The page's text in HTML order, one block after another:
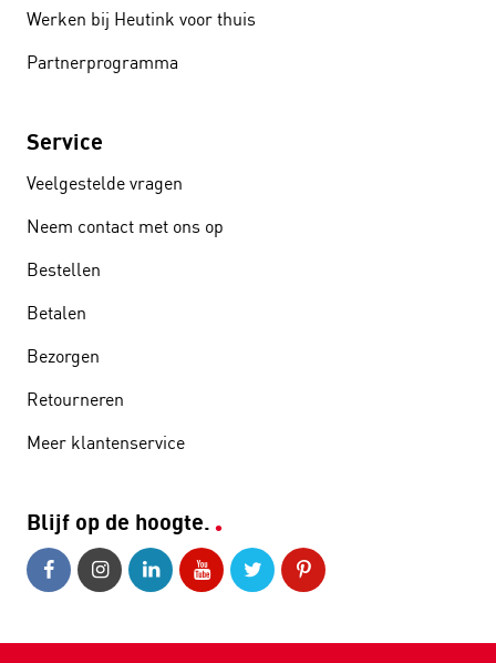
Werken bij Heutink voor thuis
Partnerprogramma
Service
Veelgestelde vragen
Neem contact met ons op
Bestellen
Betalen
Bezorgen
Retourneren
Meer klantenservice
Blijf op de hoogte.